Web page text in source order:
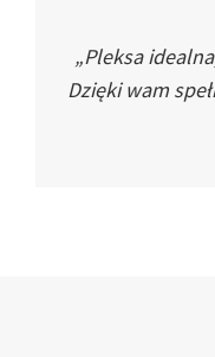
„Pleksa
Dzięki wam